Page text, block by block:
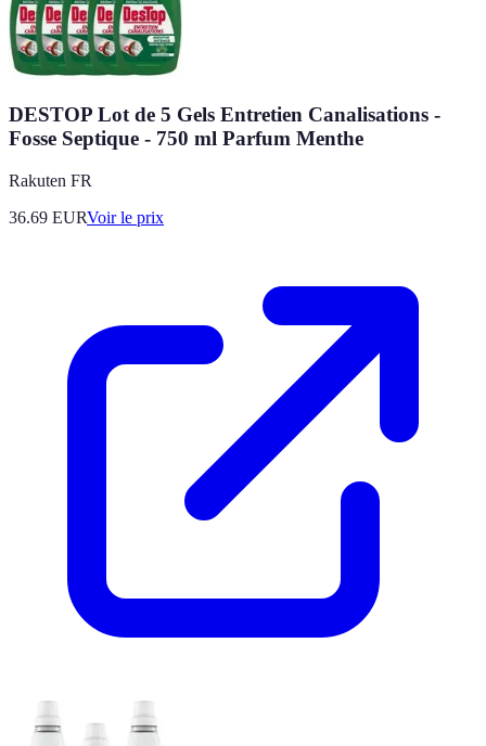
DESTOP Lot de 5 Gels Entretien Canalisations -
Fosse Septique - 750 ml Parfum Menthe
Rakuten FR
36.69 EURVoir le prix